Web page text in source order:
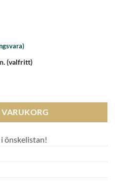
(valfritt)
önskelistan!